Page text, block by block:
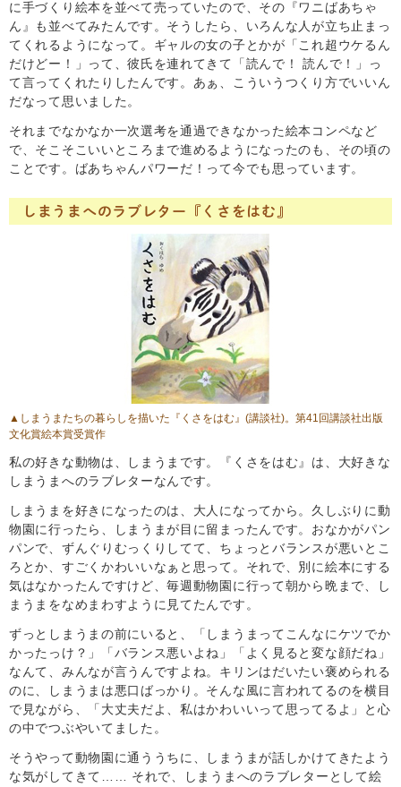
に手づくり絵本を並べて売っていたので、その『ワニばあちゃ
ん』も並べてみたんです。そうしたら、いろんな人が立ち止まっ
てくれるようになって。ギャルの女の子とかが「これ超ウケるん
だけどー！」って、彼氏を連れてきて「読んで！ 読んで！」っ
て言ってくれたりしたんです。あぁ、こういうつくり方でいいん
だなって思いました。
それまでなかなか一次選考を通過できなかった絵本コンペなど
で、そこそこいいところまで進めるようになったのも、その頃の
ことです。ばあちゃんパワーだ！って今でも思っています。
しまうまへのラブレター『くさをはむ』
▲しまうまたちの暮らしを描いた 『くさをはむ』 (講談社)。第41回講談社出版
文化賞絵本賞受賞作
私の好きな動物は、しまうまです。『くさをはむ』は、大好きな
しまうまへのラブレターなんです。
しまうまを好きになったのは、大人になってから。久しぶりに動
物園に行ったら、しまうまが目に留まったんです。おなかがパン
パンで、ずんぐりむっくりしてて、ちょっとバランスが悪いとこ
ろとか、すごくかわいいなぁと思って。それで、別に絵本にする
気はなかったんですけど、毎週動物園に行って朝から晩まで、し
まうまをなめまわすように見てたんです。
ずっとしまうまの前にいると、「しまうまってこんなにケツでか
かったっけ？」「バランス悪いよね」「よく見ると変な顔だね」
なんて、みんなが言うんですよね。キリンはだいたい褒められる
のに、しまうまは悪口ばっかり。そんな風に言われてるのを横目
で見ながら、「大丈夫だよ、私はかわいいって思ってるよ」と心
の中でつぶやいてました。
そうやって動物園に通ううちに、しまうまが話しかけてきたよう
な気がしてきて…… それで、しまうまへのラブレターとして絵